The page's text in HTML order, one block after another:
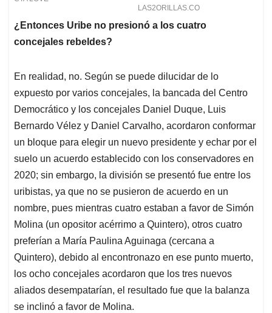
¿Entonces Uribe no presionó a los cuatro
concejales rebeldes?
En realidad, no. Según se puede dilucidar de lo
expuesto por varios concejales, la bancada del Centro
Democrático y los concejales Daniel Duque, Luis
Bernardo Vélez y Daniel Carvalho, acordaron conformar
un bloque para elegir un nuevo presidente y echar por el
suelo un acuerdo establecido con los conservadores en
2020; sin embargo, la división se presentó fue entre los
uribistas, ya que no se pusieron de acuerdo en un
nombre, pues mientras cuatro estaban a favor de Simón
Molina (un opositor acérrimo a Quintero), otros cuatro
preferían a María Paulina Aguinaga (cercana a
Quintero), debido al encontronazo en ese punto muerto,
los ocho concejales acordaron que los tres nuevos
aliados desempatarían, el resultado fue que la balanza
se inclinó a favor de Molina.